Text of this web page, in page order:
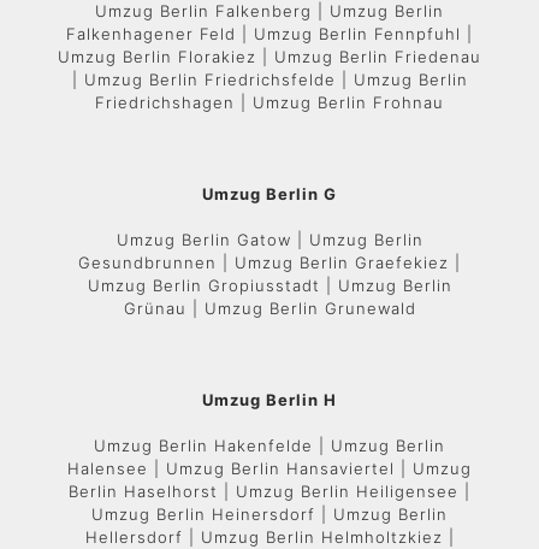
Umzug Berlin Falkenberg | Umzug Berlin
Falkenhagener Feld | Umzug Berlin Fennpfuhl |
Umzug Berlin Florakiez | Umzug Berlin Friedenau
| Umzug Berlin Friedrichsfelde | Umzug Berlin
Friedrichshagen | Umzug Berlin Frohnau
Umzug Berlin G
Umzug Berlin Gatow | Umzug Berlin
Gesundbrunnen | Umzug Berlin Graefekiez |
Umzug Berlin Gropiusstadt | Umzug Berlin
Grünau | Umzug Berlin Grunewald
Umzug Berlin H
Umzug Berlin Hakenfelde | Umzug Berlin
Halensee | Umzug Berlin Hansaviertel | Umzug
Berlin Haselhorst | Umzug Berlin Heiligensee |
Umzug Berlin Heinersdorf | Umzug Berlin
Hellersdorf | Umzug Berlin Helmholtzkiez |